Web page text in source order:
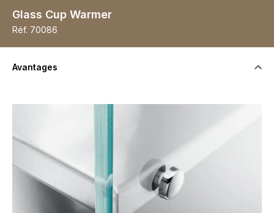
Glass Cup Warmer
Réf. 70086
Avantages